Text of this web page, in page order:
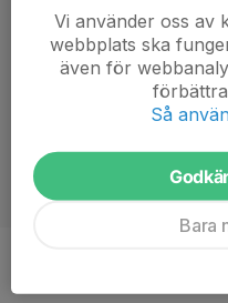
Vi använder oss av
webbplats ska
även för
Så
Bara